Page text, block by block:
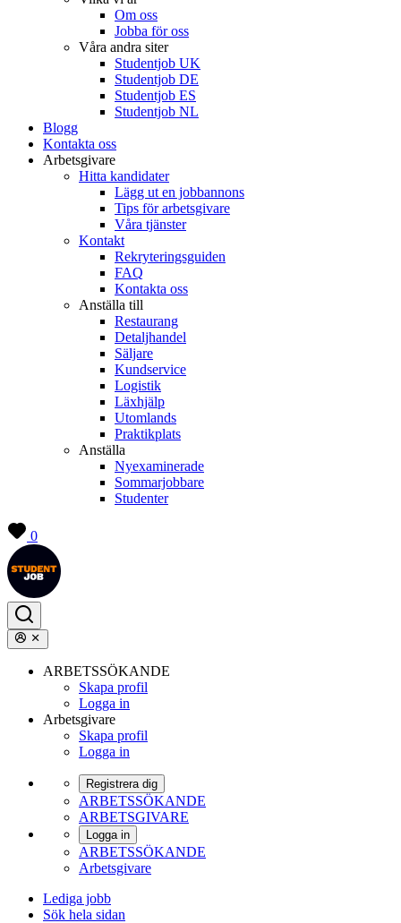
Om oss
Jobba för oss
Våra andra siter
Studentjob UK
Studentjob DE
Studentjob ES
Studentjob NL
Blogg
Kontakta oss
Arbetsgivare
Hitta kandidater
Lägg ut en jobbannons
Tips för arbetsgivare
Våra tjänster
Kontakt
Rekryteringsguiden
FAQ
Kontakta oss
Anställa till
Restaurang
Detaljhandel
Säljare
Kundservice
Logistik
Läxhjälp
Utomlands
Praktikplats
Anställa
Nyexaminerade
Sommarjobbare
Studenter
0
ARBETSSÖKANDE
Skapa profil
Logga in
Arbetsgivare
Skapa profil
Logga in
Registrera dig
ARBETSSÖKANDE
ARBETSGIVARE
Logga in
ARBETSSÖKANDE
Arbetsgivare
Lediga jobb
Sök hela sidan